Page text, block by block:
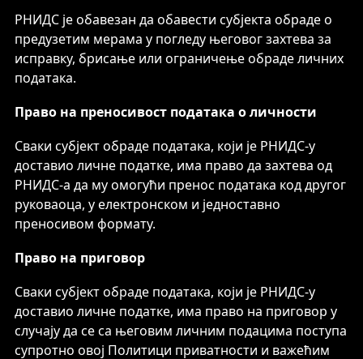
РНИДС је обавезан да обавести субјекта обраде о
предузетим мерама у погледу његовог захтева за
исправку, брисање или ограничење обраде личних
података.
Право на преносивост података о личности
Сваки субјект обраде података, који је РНИДС-у
доставио личне податке, има право да захтева од
РНИДС-а да му омогући пренос података код другог
руковаоца, у електронском и једноставно
преносивом формату.
Право на приговор
Сваки субјект обраде података, који је РНИДС-у
доставио личне податке, има право на приговор у
случају да се са његовим личним подацима поступа
супротно овој Политици приватности и важећим